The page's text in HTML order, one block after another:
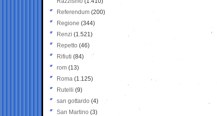
Referendum (200)
Regione (344)
Renzi (1.521)
Repetto (46)
Rifiuti (84)
rom (13)
Roma (1.125)
Rutelli (9)
san gottardo (4)
San Martino (3)